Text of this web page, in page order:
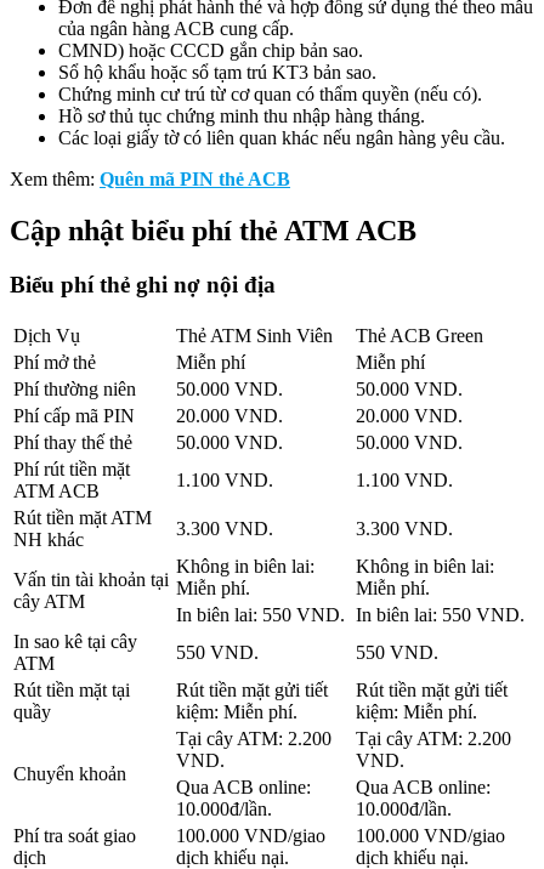
Đơn đề nghị phát hành thẻ và hợp đồng sử dụng thẻ theo mẫu
của ngân hàng ACB cung cấp.
CMND) hoặc CCCD gắn chip bản sao.
Sổ hộ khẩu hoặc sổ tạm trú KT3 bản sao.
Chứng minh cư trú từ cơ quan có thẩm quyền (nếu có).
Hồ sơ thủ tục chứng minh thu nhập hàng tháng.
Các loại giấy tờ có liên quan khác nếu ngân hàng yêu cầu.
Xem thêm: Quên mã PIN thẻ ACB
Cập nhật biểu phí thẻ ATM ACB
Biểu phí thẻ ghi nợ nội địa
Dịch Vụ Thẻ ATM Sinh Viên
Thẻ ACB Green
Phí mở thẻ
Miễn phí
Miễn phí
Phí thường niên
50.000 VND.
50.000 VND.
Phí cấp mã PIN
20.000 VND.
20.000 VND.
Phí thay thế thẻ
50.000 VND.
50.000 VND.
Phí rút tiền mặt
ATM ACB
1.100 VND.
1.100 VND.
Rút tiền mặt ATM
NH khác
3.300 VND. 3.300 VND.
Vấn tin tài khoản tại
cây ATM
Không in biên lai:
Miễn phí.
Không in biên lai:
Miễn phí.
In biên lai: 550 VND. In biên lai: 550 VND.
In sao kê tại cây
ATM
550 VND.
550 VND.
Rút tiền mặt tại
quầy
Rút tiền mặt gửi tiết
kiệm: Miễn phí.
Rút tiền mặt gửi tiết
kiệm: Miễn phí.
Chuyển khoản
Tại cây ATM: 2.200
VND.
Tại cây ATM: 2.200
VND.
Qua ACB online:
10.000đ/lần.
Qua ACB online:
10.000đ/lần.
Phí tra soát giao
dịch
100.000 VND/giao
dịch khiếu nại.
100.000 VND/giao
dịch khiếu nại.